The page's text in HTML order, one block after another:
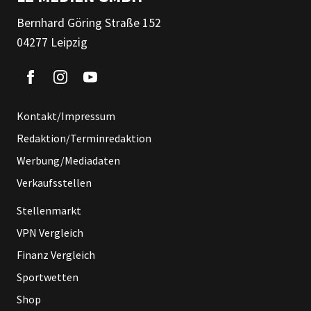
Bernhard Göring Straße 152
04277 Leipzig
Kontakt/Impressum
Redaktion/Terminredaktion
Werbung/Mediadaten
Verkaufsstellen
Stellenmarkt
VPN Vergleich
Finanz Vergleich
Sportwetten
Shop